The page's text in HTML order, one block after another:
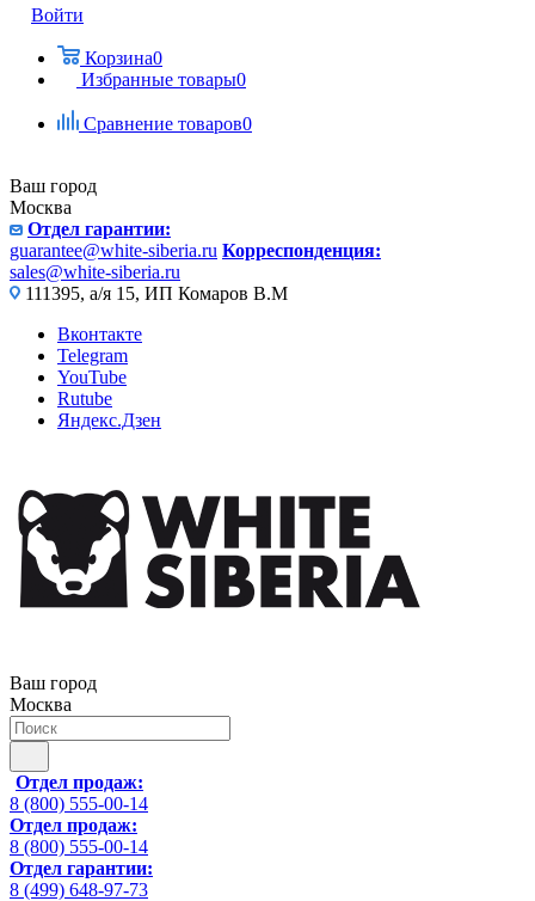
Войти
Корзина0
Избранные товары0
Сравнение товаров0
Ваш город
Москва
Отдел гарантии:
guarantee@white-siberia.ru Корреспонденция:
sales@white-siberia.ru
111395, а/я 15, ИП Комаров В.М
Вконтакте
Telegram
YouTube
Rutube
Яндекс.Дзен
Ваш город
Москва
Отдел продаж:
8 (800) 555-00-14
Отдел продаж:
8 (800) 555-00-14
Отдел гарантии:
8 (499) 648-97-73